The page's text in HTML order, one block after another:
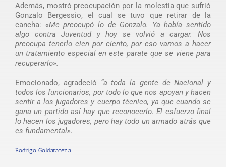
Además, mostró preocupación por la molestia que sufrió
Gonzalo Bergessio, el cual se tuvo que retirar de la
cancha: «Me preocupó lo de Gonzalo. Ya había sentido
algo contra Juventud y hoy se volvió a cargar. Nos
preocupa tenerlo cien por ciento, por eso vamos a hacer
un tratamiento especial en este parate que se viene para
recuperarlo».
Emocionado, agradeció “a toda la gente de Nacional y
todos los funcionarios, por todo lo que nos apoyan y hacen
sentir a los jugadores y cuerpo técnico, ya que cuando se
gana un partido así hay que reconocerlo. El esfuerzo final
lo hacen los jugadores, pero hay todo un armado atrás que
es fundamental».
Rodrigo Goldaracena